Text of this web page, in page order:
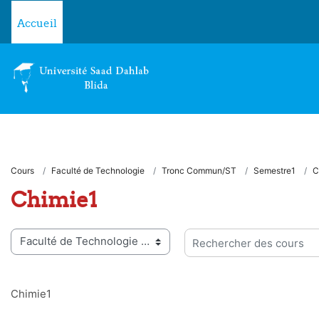
Accueil
Cours Faculté de Technologie Tronc Commun/ST Semestre1
Chimie1
de cours
Rechercher des cours
Chimie1